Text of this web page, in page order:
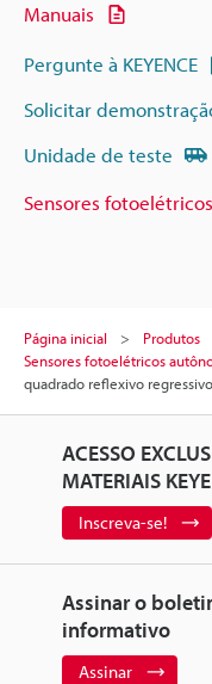
Manuais
Pergunte à KEYENCE
Solicitar
Unidade de teste
Sensores fotoelétricos
Página inicial Produtos
Sensores fotoelétricos
quadrado reflexivo
ACESSO
MATERIAIS
Inscreva-se!
Assinar o
informativo
Assinar